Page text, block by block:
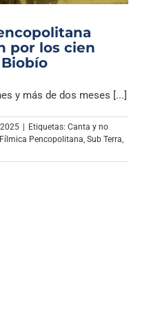
por los cien
y más de dos meses [...]
| Etiquetas: Canta y no
Pencopolitana Sub Terra